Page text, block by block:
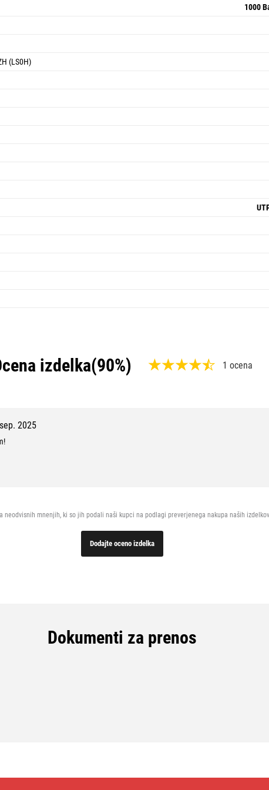
1000
(LS0H)
izdelka
,
1
(90%) 1 ocena
2025
neodvisnih mnenjih, ki so jih podali naši kupci na podlagi preverjenega nakupa naših
Dodajte oceno izdelka
Dokumenti za prenos